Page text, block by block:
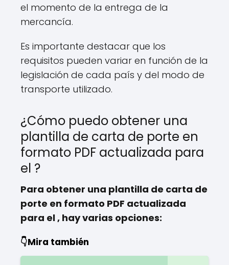
el momento de la entrega de la
mercancía.
Es importante destacar que los
requisitos pueden variar en función de la
legislación de cada país y del modo de
transporte utilizado.
¿Cómo puedo obtener una
plantilla de carta de porte en
formato PDF actualizada para
el ?
Para obtener una plantilla de carta de
porte en formato PDF actualizada
para el , hay varias opciones:
👇Mira también